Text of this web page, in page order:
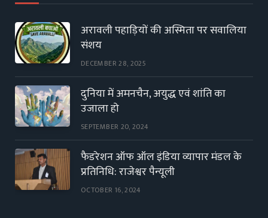
अरावली पहाड़ियों की अस्मिता पर सवालिया
संशय
DECEMBER 28, 2025
दुनिया में अमनचैन, अयुद्ध एवं शांति का
उजाला हो
SEPTEMBER 20, 2024
फैडरेशन ऑफ ऑल इंडिया व्यापार मंडल के
प्रतिनिधि: राजेश्वर पैन्यूली
OCTOBER 16, 2024